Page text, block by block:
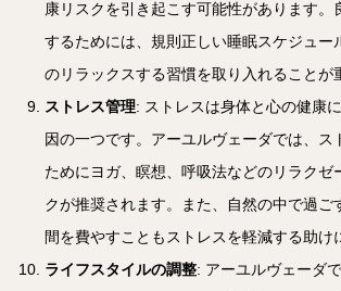
康リスクを引き起こす可能性があります。
するためには、規則正しい睡眠スケジュー
のリラックスする習慣を取り入れることが
ストレス管理: ストレスは身体と心の健康
因の一つです。アーユルヴェーダでは、ス
ためにヨガ、瞑想、呼吸法などのリラクゼ
クが推奨されます。また、自然の中で過ご
間を費やすこともストレスを軽減する助け
ライフスタイルの調整: アーユルヴェーダ